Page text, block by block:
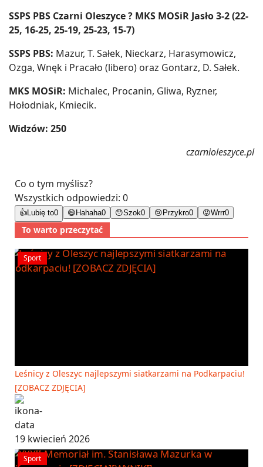
SSPS PBS Czarni Oleszyce ? MKS MOSiR Jasło 3-2 (22-
25, 16-25, 25-19, 25-23, 15-7)
SSPS PBS: Mazur, T. Sałek, Nieckarz, Harasymowicz,
Ozga, Wnęk i Pracało (libero) oraz Gontarz, D. Sałek.
MKS MOSiR: Michalec, Procanin, Gliwa, Ryzner,
Hołodniak, Kmiecik.
Widzów: 250
czarnioleszyce.pl
Co o tym myślisz?
Wszystkich odpowiedzi: 0
👍Lubię to0 😄 Hahaha0 😯Szok0 😢 Przykro0 😡Wrrr0
To warto przeczytać
Sport
Leśnicy z Oleszyc najlepszymi siatkarzami na Podkarpaciu!
[ZOBACZ ZDJĘCIA]
19 kwiecień 2026
Sport